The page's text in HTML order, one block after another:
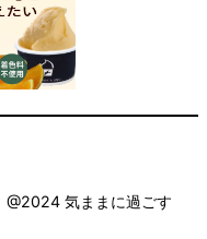
@2024 気ままに過ごす